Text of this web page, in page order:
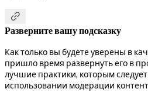

Разверните вашу подсказку
Как только вы будете уверены в
пришло время развернуть его в
лучшие практики, которым
использовании модерации